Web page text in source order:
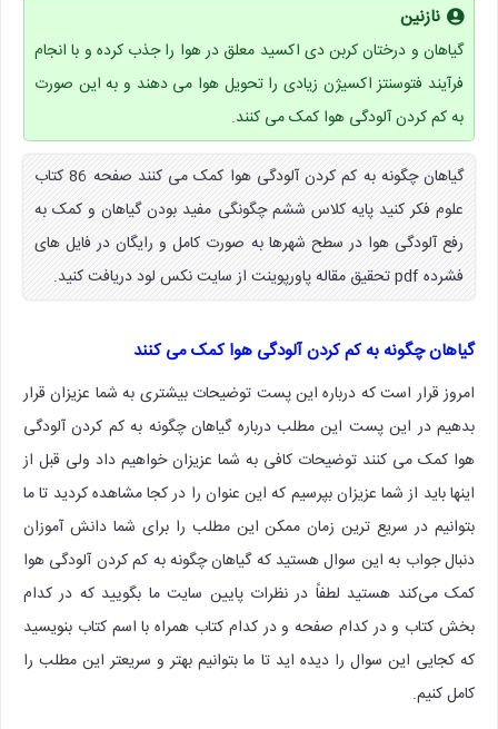
نازنین
گیاهان و درختان کربن دی اکسید معلق در هوا را جذب کرده و با انجام
فرآیند فتوسنتز اکسیژن زیادی را تحویل هوا می دهند و به این صورت
به کم کردن آلودگی هوا کمک می کنند.
گیاهان چگونه به کم کردن آلودگی هوا کمک می کنند صفحه 86 کتاب
علوم فکر کنید پایه کلاس ششم چگونگی مفید بودن گیاهان و کمک به
رفع آلودگی هوا در سطح شهرها به صورت کامل و رایگان در فایل های
فشرده pdf تحقیق مقاله پاورپوینت از سایت نکس لود دریافت کنید.
گیاهان چگونه به کم کردن آلودگی هوا کمک می کنند
امروز قرار است که درباره این پست توضیحات بیشتری به شما عزیزان قرار
بدهیم در این پست این مطلب درباره گیاهان چگونه به کم کردن آلودگی
هوا کمک می کنند توضیحات کافی به شما عزیزان خواهیم داد ولی قبل از
اینها باید از شما عزیزان بپرسیم که این عنوان را در کجا مشاهده کردید تا ما
بتوانیم در سریع ترین زمان ممکن این مطلب را برای شما دانش آموزان
دنبال جواب به این سوال هستید که گیاهان چگونه به کم کردن آلودگی هوا
کمک می‌کند هستید لطفاً در نظرات پایین سایت ما بگویید که در کدام
بخش کتاب و در کدام صفحه و در کدام کتاب همراه با اسم کتاب بنویسید
که کجایی این سوال را دیده اید تا ما بتوانیم بهتر و سریعتر این مطلب را
کامل کنیم.